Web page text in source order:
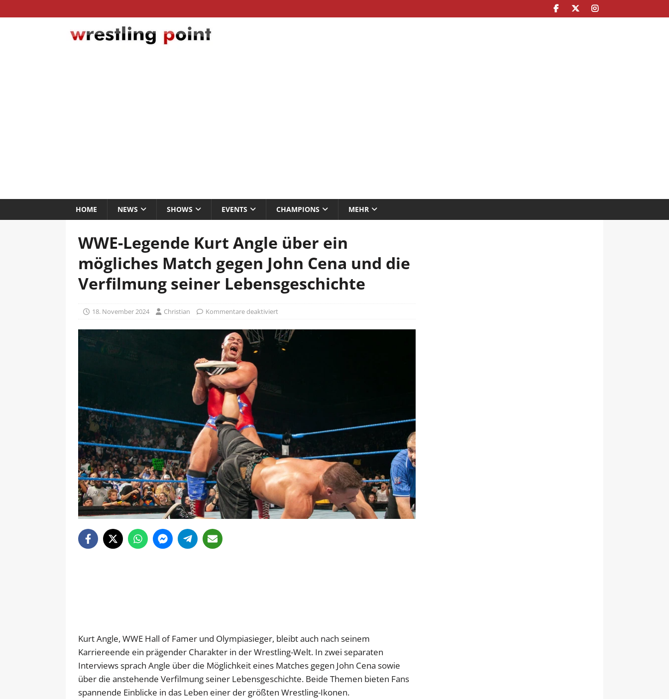
HOME NEWS SHOWS EVENTS CHAMPIONS MEHR
WWE-Legende Kurt Angle über ein
mögliches Match gegen John Cena und die
Verfilmung seiner Lebensgeschichte
18. November 2024 Christian Kommentare deaktiviert
Kurt Angle, WWE Hall of Famer und Olympiasieger, bleibt auch nach seinem
Karriereende ein prägender Charakter in der Wrestling-Welt. In zwei separaten
Interviews sprach Angle über die Möglichkeit eines Matches gegen John Cena sowie
über die anstehende Verfilmung seiner Lebensgeschichte. Beide Themen bieten Fans
spannende Einblicke in das Leben einer der größten Wrestling-Ikonen.